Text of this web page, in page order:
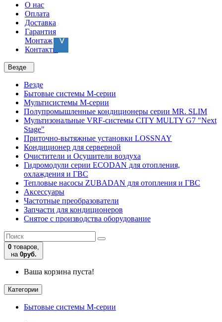
О нас
Оплата
Доставка
Гарантия
Монтаж
Контакты
Везде
Везде
Бытовые системы M-серии
Мультисистемы M-серии
Полупромышленные кондиционеры серии MR. SLIM
Мультизональные VRF-системы CITY MULTY G7 "Next
Stage"
Приточно-вытяжные установки LOSSNAY
Кондиционер для серверной
Очистители и Осушители воздуха
Гидромодули серии ECODAN для отопления,
охлаждения и ГВС
Тепловые насосы ZUBADAN для отопления и ГВС
Аксесcуары
Частотные преобразователи
Запчасти для кондиционеров
Снятое с производства оборудование
0 товаров,
на 0руб.
Ваша корзина пуста!
Категории
Бытовые системы M-серии